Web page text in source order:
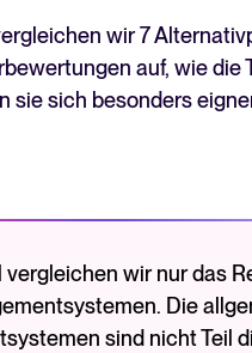
wir 7
auf, wie die
sie sich besonders
vergleichen wir nur das
Die
sind nicht Teil